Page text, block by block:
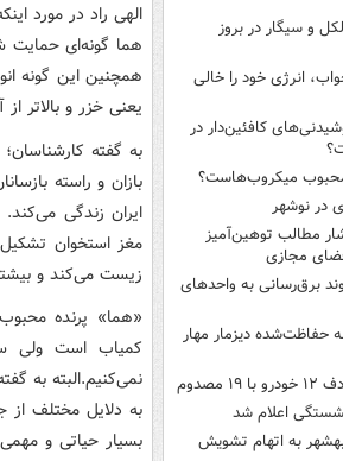
و سیگار در بروز
انرژی خود را خالی
کافئین‌دار در
میکروب‌هاست؟
در نوشهر
مطالب توهین‌آمیز
فضای مجازی
برق‌رسانی به واحدهای
دیزمار مهار
اعلام شد
نفر در بهشهر به اتهام تشویش
الهی راد در مورد
هما گونه‌ای حمایت
همچنین این گونه
یعنی خزر و بالاتر
به گفته
بازان و راسته
ایران زندگی
زیست می‌کند و بیشتر اعضای
«هما» پرنده
کمیاب است ولی
نمی‌کنیم.البته به
به دلایل مختلف از
بسیار حیاتی و